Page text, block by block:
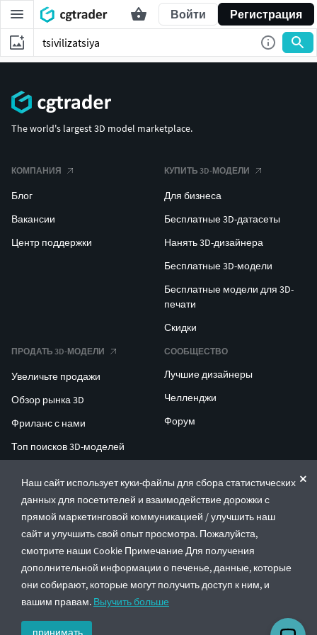
Войти Регистрация
Наш сайт использует куки-файлы для сбора статистических
данных для посетителей и взаимодействие дорожки с
прямой маркетинговой коммуникацией / улучшить наш
сайт и улучшить свой опыт просмотра. Пожалуйста,
смотрите наши Cookie Примечание Для получения
дополнительной информации о печенье, данные, которые
они собирают, которые могут получить доступ к ним, и
вашим правам. Выучить больше
принимать
The world's largest 3D model marketplace.
КОМПАНИЯ
Блог
Вакансии
Центр поддержки
КУПИТЬ 3D-МОДЕЛИ
Для бизнеса
Бесплатные 3D-датасеты
Нанять 3D-дизайнера
Бесплатные 3D-модели
Бесплатные модели для 3D-
печати
Скидки
ПРОДАТЬ 3D-МОДЕЛИ
Увеличьте продажи
Обзор рынка 3D
Фриланс с нами
Топ поисков 3D-моделей
СООБЩЕСТВО
Лучшие дизайнеры
Челленджи
Форум
ENTERPRISE 3D AT SCALE
© CGTrader 2011-2026
UAB CGTrader, Antakalnio st. 17, Vilnius, Lithuania
Правила и условияПолитика конфиденциальности
🇷🇺 Русский